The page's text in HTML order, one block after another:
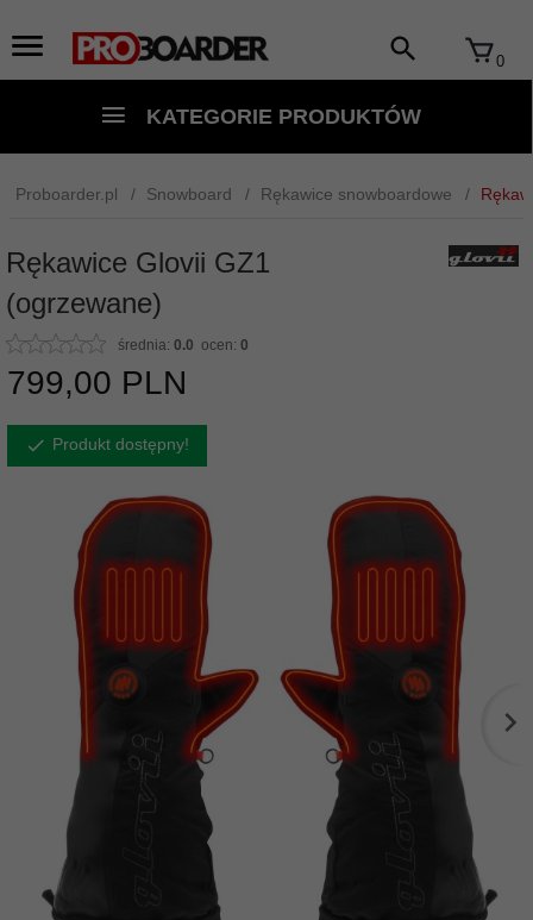
0
KATEGORIE PRODUKTÓW
Proboarder.pl Snowboard Rękawice snowboardowe
Rękawice Glovii GZ1
(ogrzewane)
średnia: 0.0 ocen: 0
799,00 PLN
Produkt dostępny!